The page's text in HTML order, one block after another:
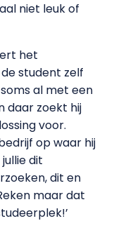
niet leuk of
het
student zelf
al met een
daar zoekt hij
voor.
op waar hij
dit
dit en
maar dat